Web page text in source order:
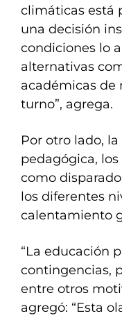
climáticas está
una decisión
condiciones lo
alternativas
académicas de
turno”, agrega.
Por otro lado,
pedagógica,
como
los diferentes
calentamiento
“La educación
contingencias,
entre otros
agregó: “Esta